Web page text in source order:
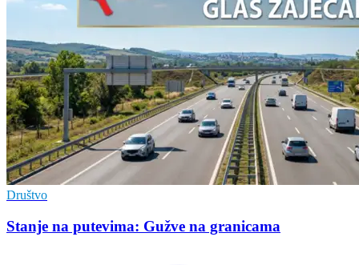
Društvo
Stanje na putevima: Gužve na granicama